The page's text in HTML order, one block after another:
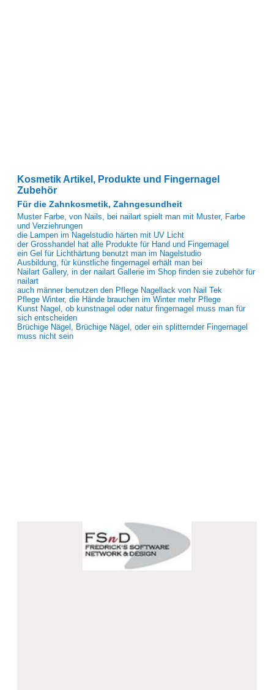
Kosmetik Artikel, Produkte und Fingernagel
Zubehör
Für die Zahnkosmetik, Zahngesundheit
Muster Farbe, von Nails, bei nailart spielt man mit Muster, Farbe
und Verziehrungen
die Lampen im Nagelstudio härten mit UV Licht
der Grosshandel hat alle Produkte für Hand und Fingernagel
ein Gel für Lichthärtung benutzt man im Nagelstudio
Ausbildung, für künstliche fingernagel erhält man bei
Nailart Gallery, in der nailart Gallerie im Shop finden sie zubehör für
nailart
auch männer benutzen den Pflege Nagellack von Nail Tek
Pflege Winter, die Hände brauchen im Winter mehr Pflege
Kunst Nagel, ob kunstnagel oder natur fingernagel muss man für
sich entscheiden
Brüchige Nägel, Brüchige Nägel, oder ein splitternder Fingernagel
muss nicht sein